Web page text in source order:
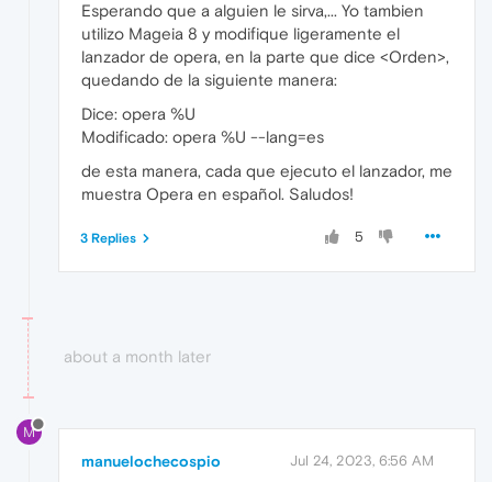
Esperando que a alguien le sirva,... Yo tambien
utilizo Mageia 8 y modifique ligeramente el
lanzador de opera, en la parte que dice <Orden>,
quedando de la siguiente manera:
Dice: opera %U
Modificado: opera %U --lang=es
de esta manera, cada que ejecuto el lanzador, me
muestra Opera en español. Saludos!
5
3 Replies
about a month later
M
manuelochecospio Jul 24, 2023, 6:56 AM